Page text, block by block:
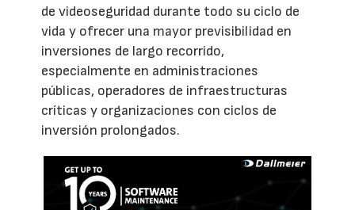
de videoseguridad durante todo su ciclo de
vida y ofrecer una mayor previsibilidad en
inversiones de largo recorrido,
especialmente en administraciones
públicas, operadores de infraestructuras
críticas y organizaciones con ciclos de
inversión prolongados.